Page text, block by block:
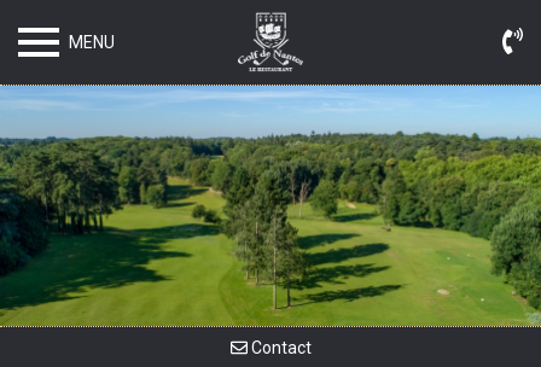
MENU
Contact